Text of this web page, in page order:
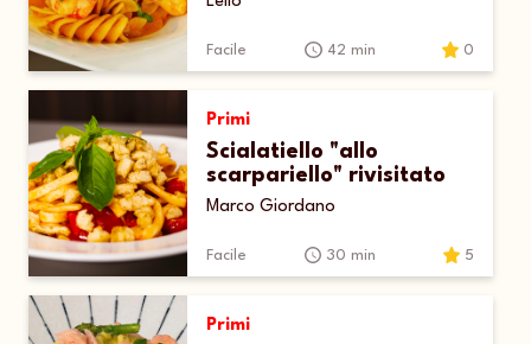
Facile 42 min 0
Primi
Scialatiello "allo
scarpariello" rivisitato
Marco Giordano
Facile 30 min 5
Primi